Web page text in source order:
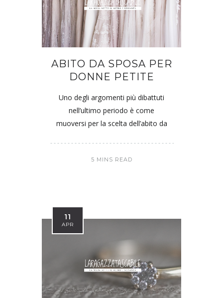
ABITO DA SPOSA PER
DONNE PETITE
Uno degli argomenti più dibattuti
nell’ultimo periodo è come
muoversi per la scelta dell’abito da
5 MINS READ
11
APR